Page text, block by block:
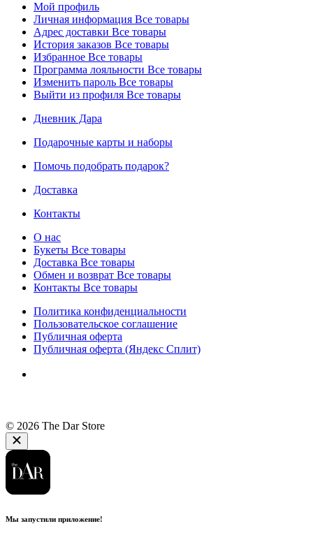
Мой профиль
Личная информация Все товары
Адрес доставки Все товары
История заказов Все товары
Избранное Все товары
Программа лояльности Все товары
Изменить пароль Все товары
Выйти из профиля Все товары
Дневник Дара
Подарочные карты и наборы
Помочь подобрать подарок?
Доставка
Контакты
О нас
Букеты Все товары
Доставка Все товары
Обмен и возврат Все товары
Контакты Все товары
Политика конфиденциальности
Пользовательское соглашение
Публичная оферта
Публичная оферта (Яндекс Сплит)
© 2026 The Dar Store
Мы запустили приложение!